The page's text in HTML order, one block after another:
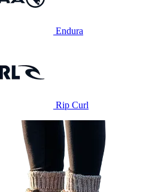
Endura
Rip Curl